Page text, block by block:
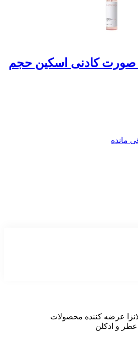
صورت کادنی اسکین حجم
عرضه کننده محصولات
عطر و ادکلن